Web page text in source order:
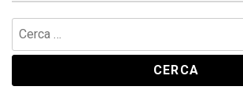
Ricerca
per: